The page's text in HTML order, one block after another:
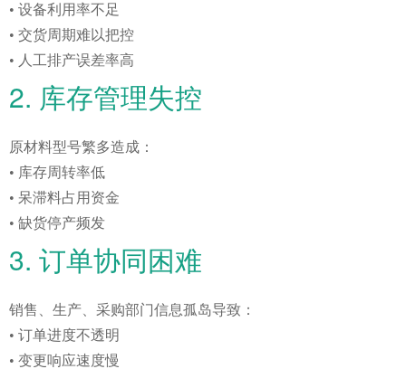
• 设备利用率不足
• 交货周期难以把控
• 人工排产误差率高
2. 库存管理失控
原材料型号繁多造成：
• 库存周转率低
• 呆滞料占用资金
• 缺货停产频发
3. 订单协同困难
销售、生产、采购部门信息孤岛导致：
• 订单进度不透明
• 变更响应速度慢